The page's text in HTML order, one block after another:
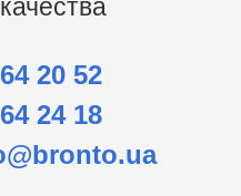
20 52
24 18